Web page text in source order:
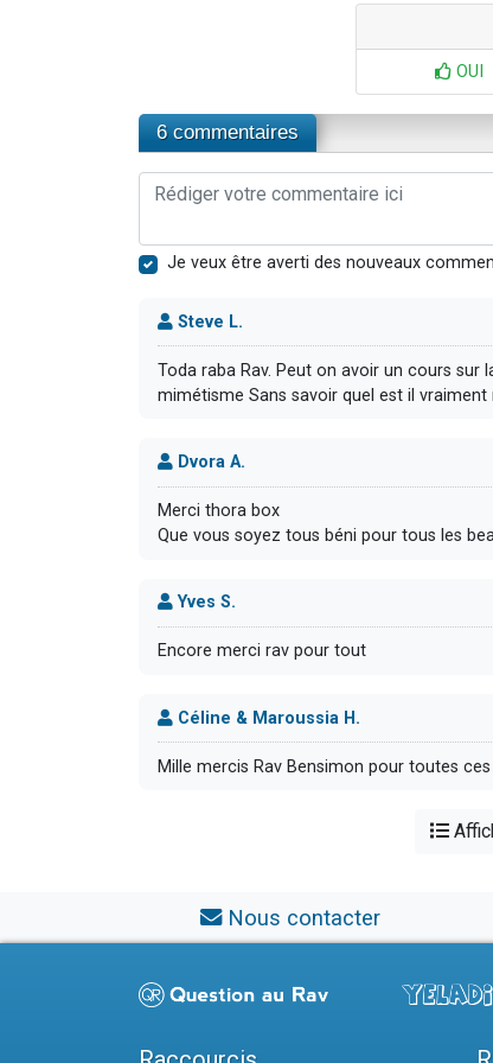
OUI
6 commentaires
Je veux être averti des nouveaux
Steve L.
Toda raba Rav. Peut on avoir un cours sur
mimétisme Sans savoir quel est il vraiment
Dvora A.
Merci thora box
Que vous soyez tous béni pour tous les
Yves S.
Encore merci rav pour tout
Céline & Maroussia H.
Mille mercis Rav Bensimon pour toutes
Nous contacter